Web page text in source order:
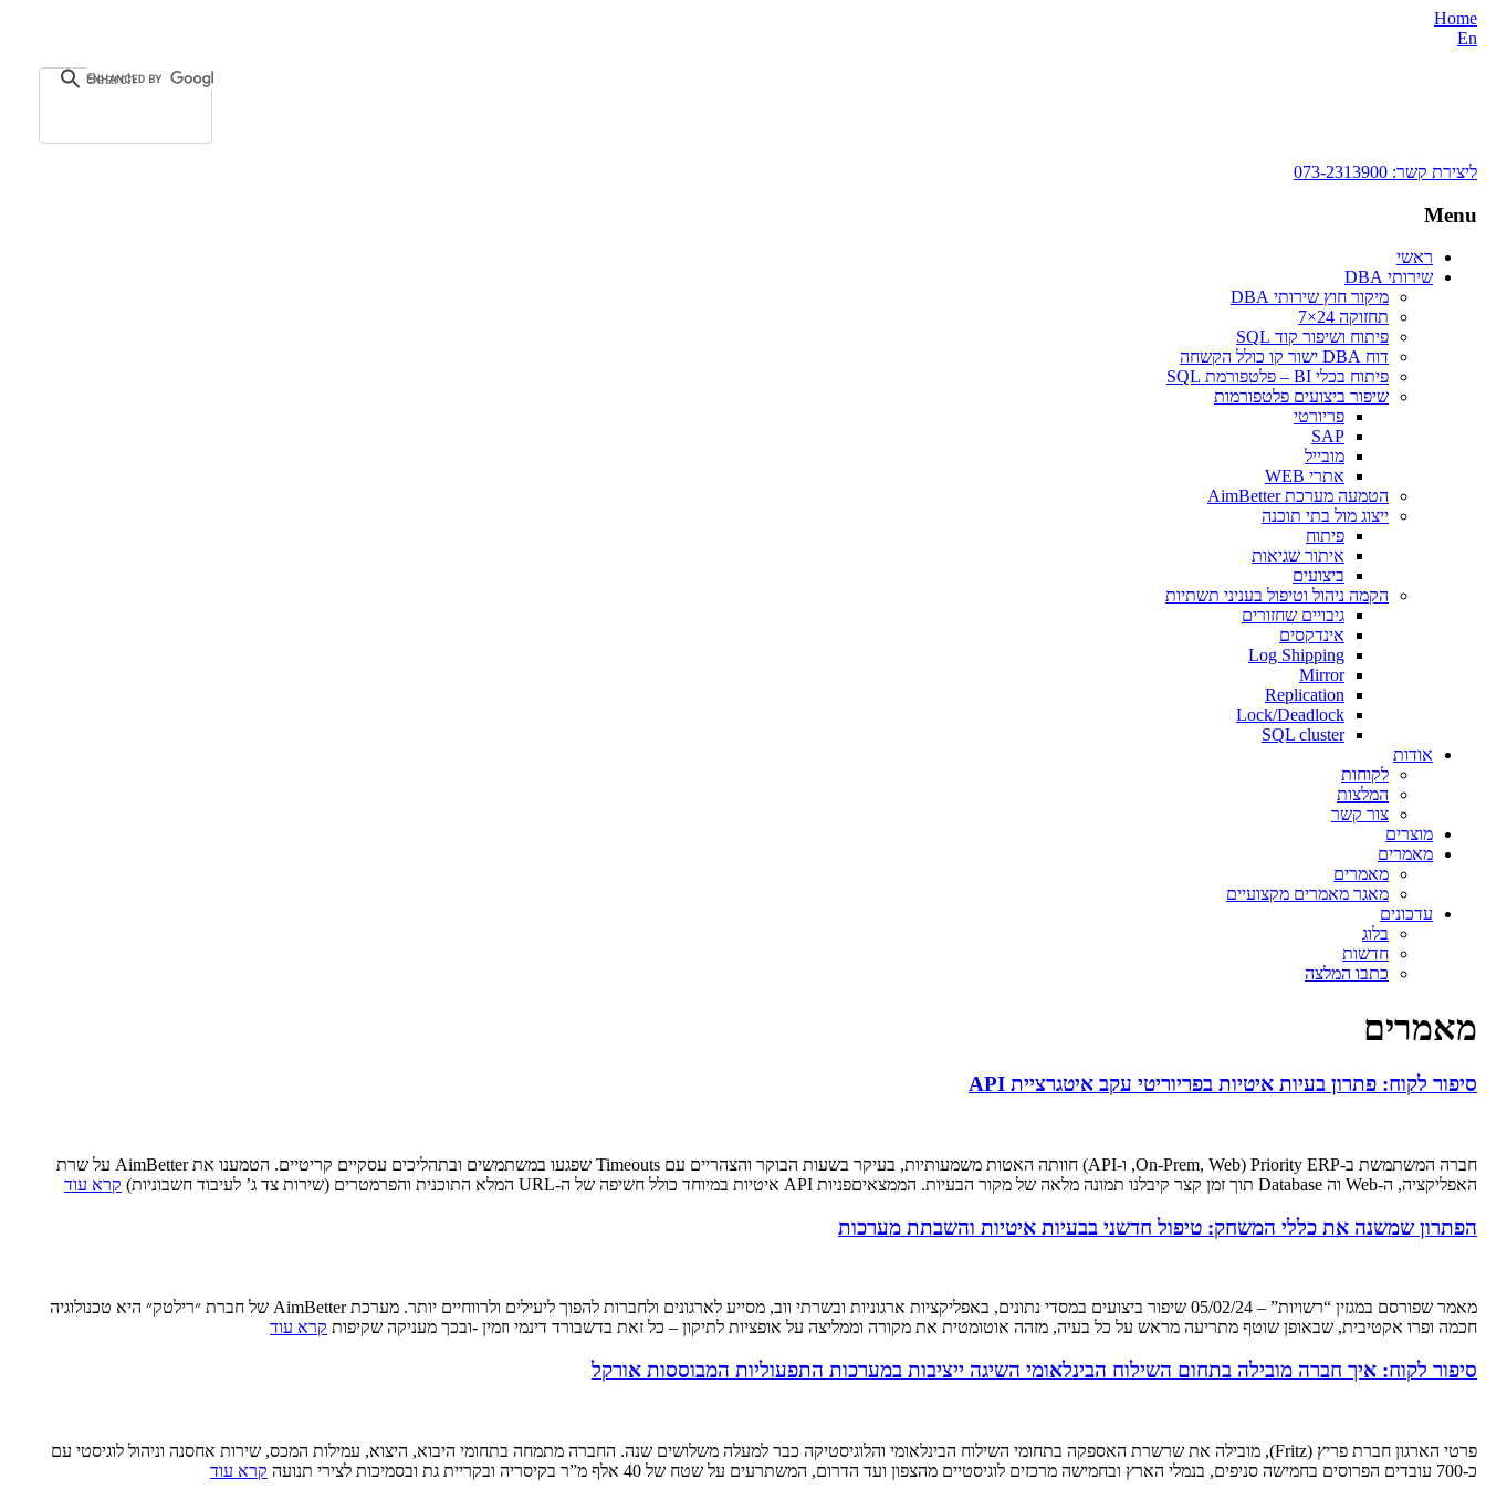
Home
En
ליצירת קשר: 073-2313900
Menu
ראשי
שירותי DBA‎
מיקור חוץ שירותי DBA
תחזוקה 24×7
פיתוח ושיפור קוד SQL
דוח DBA ישור קו כולל הקשחה
פיתוח בכלי BI – פלטפורמת SQL
שיפור ביצועים פלטפורמות
פריורטי
SAP
מובייל
אתרי WEB
הטמעה מערכת AimBetter
ייצוג מול בתי תוכנה
פיתוח
איתור שגיאות
ביצועים
הקמה ניהול וטיפול בעניני תשתיות
גיבויים שחזורים
אינדקסים
Log Shipping
Mirror
Replication
Lock/Deadlock
SQL cluster
אודות
לקוחות
המלצות
צור קשר
מוצרים
מאמרים
מאמרים
מאגר מאמרים מקצועיים
עדכונים
בלוג
חדשות
כתבו המלצה
מאמרים
סיפור לקוח: פתרון בעיות איטיות בפריוריטי עקב איטגרציית API
חברה המשתמשת ב-Priority ERP (On-Prem, Web, ו-API) חוותה האטות משמעותיות, בעיקר בשעות הבוקר והצהריים עם Timeouts שפגעו במשתמשים ובתהליכים עסקיים קריטיים. הטמענו את AimBetter על שרת
האפליקציה, ה-Web וה Database תוך זמן קצר קיבלנו תמונה מלאה של מקור הבעיות. הממצאיםפניות API איטיות במיוחד כולל חשיפה של ה-URL המלא התוכנית והפרמטרים (שירות צד ג’ לעיבוד חשבוניות)
קרא עוד
הפתרון שמשנה את כללי המשחק: טיפול חדשני בבעיות איטיות והשבתת מערכות
מאמר שפורסם במגזין “רשויות” – 05/02/24 שיפור ביצועים במסדי נתונים, באפליקציות ארגוניות ובשרתי ווב, מסייע לארגונים ולחברות להפוך ליעילים ולרווחיים יותר. מערכת AimBetter של חברת ״רילטק״ היא טכנולוגיה
חכמה ופרו אקטיבית, שבאופן שוטף מתריעה מראש על כל בעיה, מזהה אוטומטית את מקורה וממליצה על אופציות לתיקון – כל זאת בדשבורד דינמי וזמין -ובכך מעניקה שקיפות קרא עוד
סיפור לקוח: איך חברה מובילה בתחום השילוח הבינלאומי השיגה ייציבות במערכות התפעוליות המבוססות אורקל
פרטי הארגון חברת פריץ (Fritz), מובילה את שרשרת האספקה בתחומי השילוח הבינלאומי והלוגיסטיקה כבר למעלה משלושים שנה. החברה מתמחה בתחומי היבוא, היצוא, עמילות המכס, שירות אחסנה וניהול לוגיסטי עם
כ-700 עובדים הפרוסים בחמישה סניפים, בנמלי הארץ ובחמישה מרכזים לוגיסטיים מהצפון ועד הדרום, המשתרעים על שטח של 40 אלף מ”ר בקיסריה ובקריית גת ובסמיכות לצירי תנועה
קרא עוד